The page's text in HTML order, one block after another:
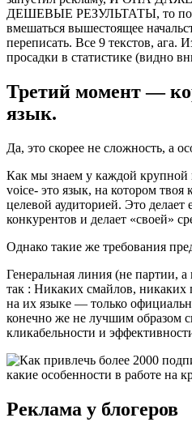
ДЕШЕВЫЕ РЕЗУЛЬТАТЫ, то
вмешаться вышестоящее
переписать. Все 9 текстов, ага.
просадки в статистике (видно
Третий момент —
язык.
Да, это скорее не сложность, а
Как мы знаем у каждой крупной
voice- это язык, на котором твоя
целевой аудиторией. Это делает
конкурентов и делает «своей»
Однако такие же требования
Генеральная линия (не партии, а
так : Никаких смайлов,
на их языке — только
конечно же не лучшим образом
кликабельности и
Реклама у блогеров